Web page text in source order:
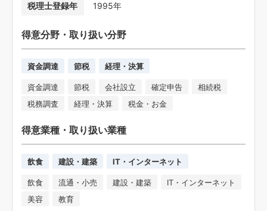
税理士登録年 1995年
得意分野・取り扱い分野
資金調達 節税 経理・決算
資金調達 節税 会社設立 確定申告
相続税
税務調査
経理・決算 税金・お金
得意業種・取り扱い業種
飲食 建設・建築 IT・インターネット
飲食 流通・小売 建設・建築
IT・インターネット
美容
教育